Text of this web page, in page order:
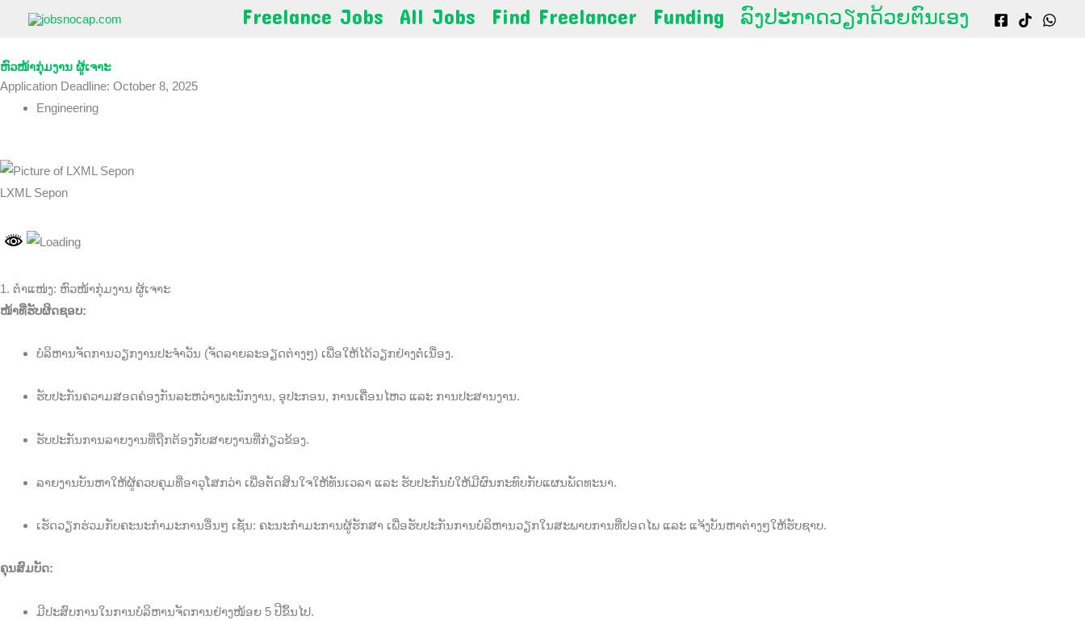
Freelance Jobs All Jobs Find Freelancer Funding ລົງປະກາດວຽກດ້ວຍຕົນເອງ
ຫົວໜ້າກຸ່ມງານ ຜູ້ເຈາະ
Application Deadline: October 8, 2025
Engineering
LXML Sepon
1. ຕຳແໜ່ງ: ຫົວໜ້າກຸ່ມງານ ຜູ້ເຈາະ
ໜ້າທີ່ຮັບຜິດຊອບ:
ບໍລິຫານຈັດການວຽກງານປະຈຳວັນ (ຈັດລາຍລະອຽດຕ່າງໆ) ເພື່ອໃຫ້ໄດ້ວຽກຢ່າງຕໍ່ເນື່ອງ.
ຮັບປະກັນຄວາມສອດຄ່ອງກັນລະຫວ່າງພະນັກງານ, ອຸປະກອນ, ການເຄື່ອນໄຫວ ແລະ ການປະສານງານ.
ຮັບປະກັນການລາຍງານທີ່ຖືກຕ້ອງກັບສາຍງານທີ່ກ່ຽວຂ້ອງ.
ລາຍງານບັນຫາໃຫ້ຜູ້ຄວບຄຸມທີ່ອາວຸໂສກວ່າ ເພື່ອຕັດສິນໃຈໃຫ້ທັນເວລາ ແລະ ຮັບປະກັນບໍ່ໃຫ້ມີຜົນກະທົບກັບແຜນພັດທະນາ.
ເຮັດວຽກຮ່ວມກັບຄະນະກຳມະການອື່ນໆ ເຊັ່ນ: ຄະນະກຳມະການຜູ້ຮັກສາ ເພື່ອຮັບປະກັນການບໍລິຫານວຽກໃນສະພາບການທີ່ປອດໄພ ແລະ ແຈ້ງບັນຫາຕ່າງໆໃຫ້ຮັບຊາບ.
ຄຸນສົມບັດ:
ມີປະສົບການໃນການບໍລິຫານຈັດການຢ່າງໜ້ອຍ 5 ປີຂຶ້ນໄປ.